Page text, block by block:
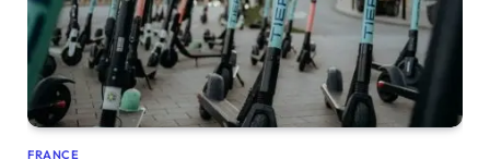
FRANCE